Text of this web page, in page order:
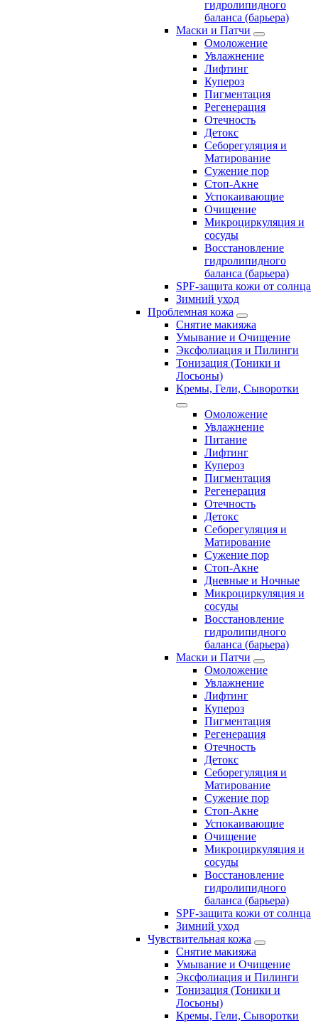
гидролипидного
баланса (барьера)
Маски и Патчи
Омоложение
Увлажнение
Лифтинг
Купероз
Пигментация
Регенерация
Отечность
Детокс
Себорегуляция и
Матирование
Сужение пор
Стоп-Акне
Успокаивающие
Очищение
Микроциркуляция и
сосуды
Восстановление
гидролипидного
баланса (барьера)
SPF-защита кожи от солнца
Зимний уход
Проблемная кожа
Снятие макияжа
Умывание и Очищение
Эксфолиация и Пилинги
Тонизация (Тоники и
Лосьоны)
Кремы, Гели, Сыворотки
Омоложение
Увлажнение
Питание
Лифтинг
Купероз
Пигментация
Регенерация
Отечность
Детокс
Себорегуляция и
Матирование
Сужение пор
Стоп-Акне
Дневные и Ночные
Микроциркуляция и
сосуды
Восстановление
гидролипидного
баланса (барьера)
Маски и Патчи
Омоложение
Увлажнение
Лифтинг
Купероз
Пигментация
Регенерация
Отечность
Детокс
Себорегуляция и
Матирование
Сужение пор
Стоп-Акне
Успокаивающие
Очищение
Микроциркуляция и
сосуды
Восстановление
гидролипидного
баланса (барьера)
SPF-защита кожи от солнца
Зимний уход
Чувствительная кожа
Снятие макияжа
Умывание и Очищение
Эксфолиация и Пилинги
Тонизация (Тоники и
Лосьоны)
Кремы, Гели, Сыворотки